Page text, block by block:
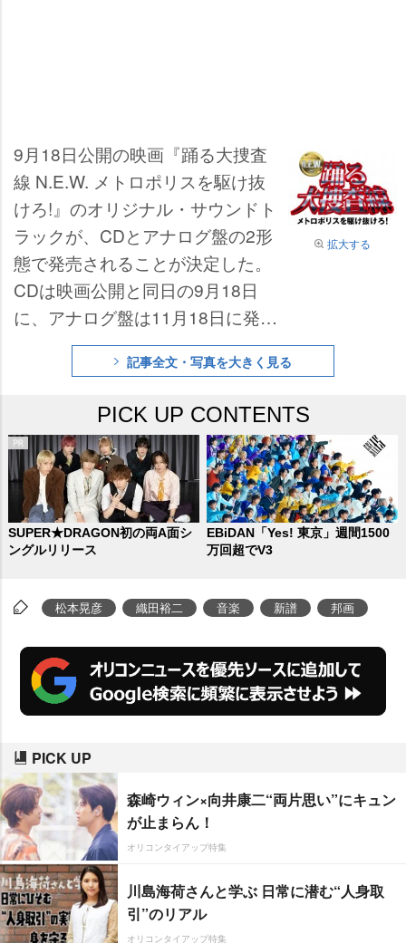
拡大する
9月18日公開の映画『踊る大捜査
線 N.E.W. メトロポリスを駆け抜
けろ!』のオリジナル・サウンドト
ラックが、CDとアナログ盤の2形
態で発売されることが決定した。
CDは映画公開と同日の9月18日
に、アナログ盤は11月18日に発売
される。
記事全文・写真を大きく見る
PICK UP CONTENTS
SUPER★DRAGON初の両A面シ
ングルリリース
EBiDAN「Yes! 東京」週間1500
万回超でV3
松本晃彦 織田裕二 音楽 新譜 邦画
PICK UP
森崎ウィン×向井康二“両片思い”にキュン
が止まらん！
オリコンタイアップ特集
川島海荷さんと学ぶ 日常に潜む“人身取
引”のリアル
オリコンタイアップ特集